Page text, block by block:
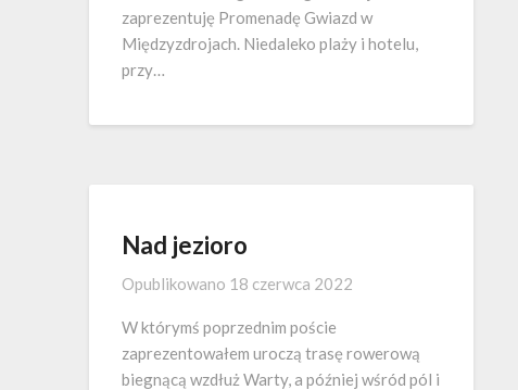
zaprezentuję Promenadę Gwiazd w
Międzyzdrojach. Niedaleko plaży i hotelu,
przy…
Nad jezioro
Opublikowano 18 czerwca 2022
W którymś poprzednim poście
zaprezentowałem uroczą trasę rowerową
biegnącą wzdłuż Warty, a później wśród pól i